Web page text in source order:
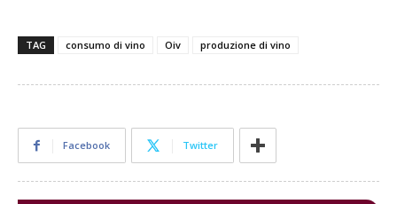
TAG consumo di vino Oiv produzione di vino
Facebook Twitter